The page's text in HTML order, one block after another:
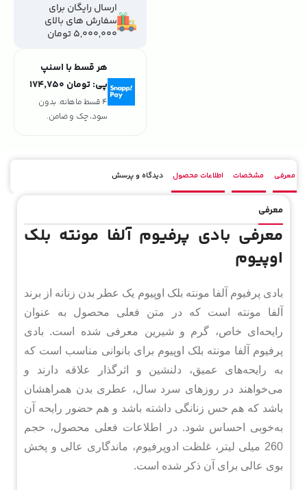
ارسال رایگان برای
سفارش های بالای
5,000,000 تومان
هر قسط با اسنپ
پی:تومان ۱۷۴٬۷۵۰
4 قسط ماهانه. بدون
سود، چک و ضامن.
معرفی مشخصات اطلاعات محصول دیدگاه و پرسش
معرفی
معرفی بادی پرفیوم آلفا مونته بلک
اوپیوم
بادی پرفیوم آلفا مونته بلک اوپیوم یک عطر بدن زنانه از برند
آلفا مونته است که در متن فعلی محصول به عنوان
رایحه‌ای خاص، گرم و شیرین معرفی شده است. بادی
پرفیوم آلفا مونته بلک اوپیوم برای بانوانی مناسب است که
به رایحه‌های عمیق، دلنشین و اثرگذار علاقه دارند و
می‌خواهند در روزهای سرد سال، عطری بدن همراهشان
باشد که هم حس زنانگی داشته باشد و هم حضور رایحه آن
به‌خوبی احساس شود. در اطلاعات فعلی محصول، حجم
260 میلی لیتر، غلظت ادوپرفیوم، ماندگاری عالی و پخش
بوی عالی برای آن ذکر شده است.